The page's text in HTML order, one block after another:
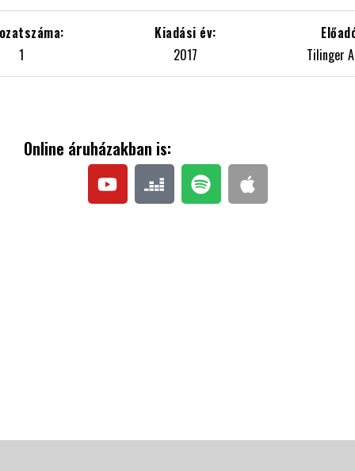
1 2017 Tilinger
Online áruházakban is: